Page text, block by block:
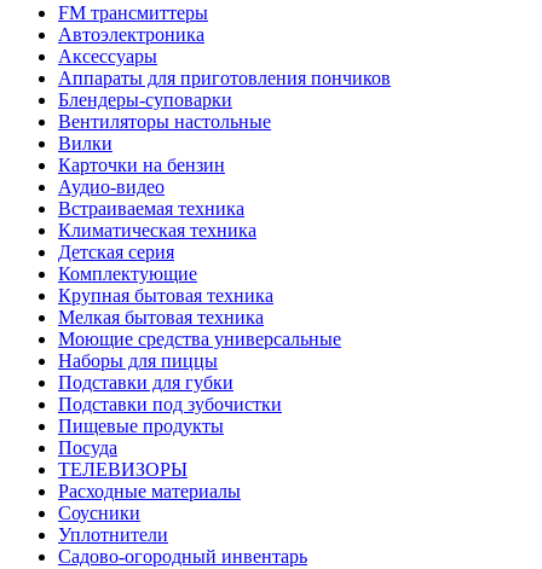
FM трансмиттеры
Автоэлектроника
Аксессуары
Аппараты для приготовления пончиков
Блендеры-суповарки
Вентиляторы настольные
Вилки
Карточки на бензин
Аудио-видео
Встраиваемая техника
Климатическая техника
Детская серия
Комплектующие
Крупная бытовая техника
Мелкая бытовая техника
Моющие средства универсальные
Наборы для пиццы
Подставки для губки
Подставки под зубочистки
Пищевые продукты
Посуда
ТЕЛЕВИЗОРЫ
Расходные материалы
Соусники
Уплотнители
Садово-огородный инвентарь